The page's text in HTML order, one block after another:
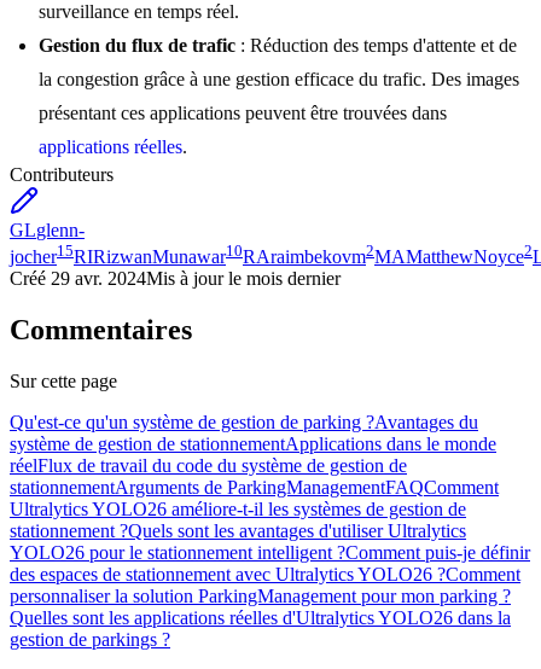
surveillance en temps réel.
Gestion du flux de trafic : Réduction des temps d'attente et de
la congestion grâce à une gestion efficace du trafic. Des images
présentant ces applications peuvent être trouvées dans
applications réelles.
Contributeurs
GLglenn-
jocher15RIRizwanMunawar10RAraimbekovm2MAMatthewNoyce2
Créé 29 avr. 2024Mis à jour le mois dernier
Commentaires
Sur cette page
Qu'est-ce qu'un système de gestion de parking ?Avantages du
système de gestion de stationnementApplications dans le monde
réelFlux de travail du code du système de gestion de
stationnementArguments de ParkingManagementFAQComment
Ultralytics YOLO26 améliore-t-il les systèmes de gestion de
stationnement ?Quels sont les avantages d'utiliser Ultralytics
YOLO26 pour le stationnement intelligent ?Comment puis-je définir
des espaces de stationnement avec Ultralytics YOLO26 ?Comment
personnaliser la solution ParkingManagement pour mon parking ?
Quelles sont les applications réelles d'Ultralytics YOLO26 dans la
gestion de parkings ?